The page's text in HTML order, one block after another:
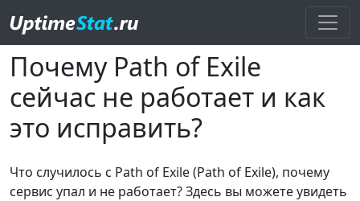
Почему Path of Exile
сейчас не работает и как
это исправить?
Что случилось с Path of Exile (Path of Exile), почему
сервис упал и не работает? Здесь вы можете увидеть